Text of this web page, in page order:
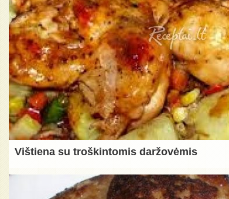
Vištiena su troškintomis daržovėmis